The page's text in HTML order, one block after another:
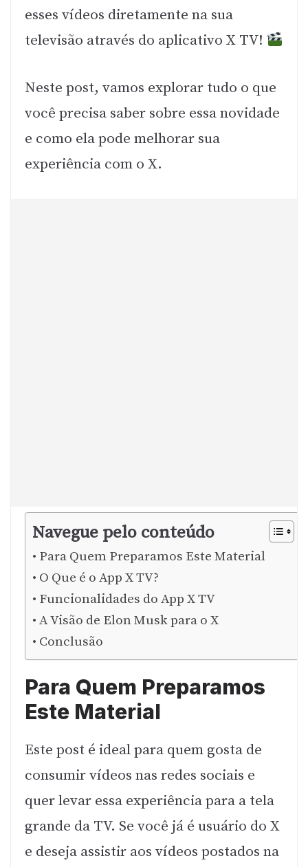
esses vídeos diretamente na sua
televisão através do aplicativo X TV!
Neste post, vamos explorar tudo o que
você precisa saber sobre essa novidade
e como ela pode melhorar sua
experiência com o X.
Navegue pelo conteúdo
Para Quem Preparamos Este Material
O Que é o App X TV?
Funcionalidades do App X TV
A Visão de Elon Musk para o X
Conclusão
Para Quem Preparamos
Este Material
Este post é ideal para quem gosta de
consumir vídeos nas redes sociais e
quer levar essa experiência para a tela
grande da TV. Se você já é usuário do X
e deseja assistir aos vídeos postados na